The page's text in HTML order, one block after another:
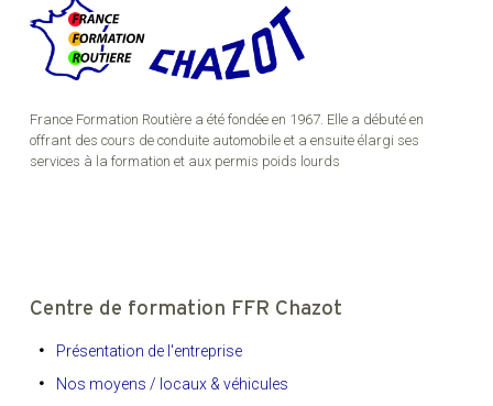
France Formation Routière a été fondée en 1967. Elle a débuté en
offrant des cours de conduite automobile et a ensuite élargi ses
services à la formation et aux permis poids lourds
Centre de formation FFR Chazot
Présentation de l'entreprise
Nos moyens / locaux & véhicules